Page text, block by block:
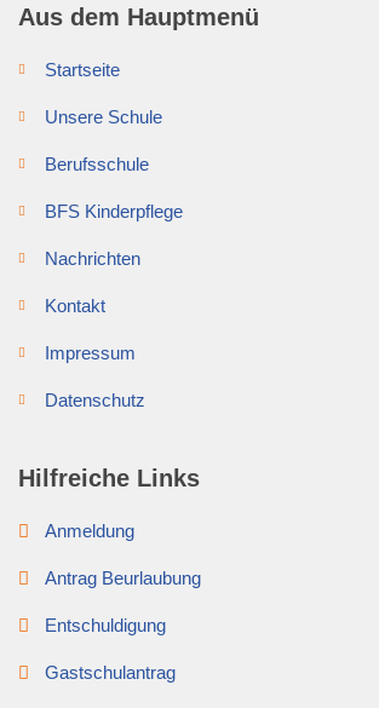
Aus dem Hauptmenü
Startseite
Unsere Schule
Berufsschule
BFS Kinderpflege
Nachrichten
Kontakt
Impressum
Datenschutz
Hilfreiche Links
Anmeldung
Antrag Beurlaubung
Entschuldigung
Gastschulantrag